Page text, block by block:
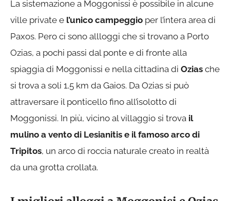
La sistemazione a Moggonissi è possibile in alcune
ville private e l’unico campeggio per l’intera area di
Paxos. Pero ci sono allloggi che si trovano a Porto
Ozias, a pochi passi dal ponte e di fronte alla
spiaggia di Moggonissi e nella cittadina di Ozias che
si trova a soli 1,5 km da Gaios. Da Ozias si può
attraversare il ponticello fino all’isolotto di
Moggonissi. In più, vicino al villaggio si trova il
mulino a vento di Lesianitis e il famoso arco di
Tripitos, un arco di roccia naturale creato in realtà
da una grotta crollata.